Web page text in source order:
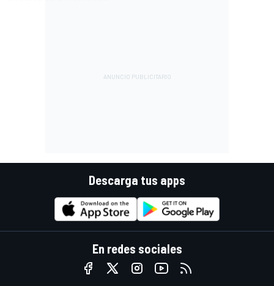
Descarga tus apps
En redes sociales